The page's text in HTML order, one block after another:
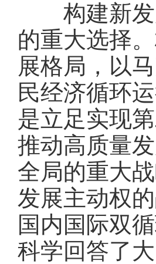
构建新发展
的重大选择
展格局，以
民经济循环
是立足实现
推动高质量
全局的重大
发展主动权
国内国际双
科学回答了